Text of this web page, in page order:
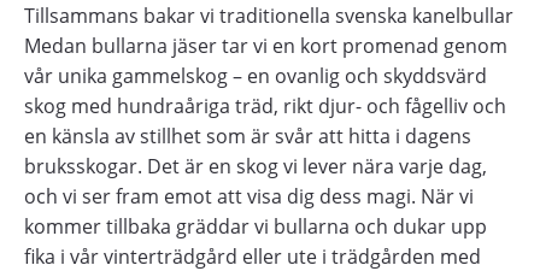
Tillsammans bakar vi traditionella svenska kanelbullar
Medan bullarna jäser tar vi en kort promenad genom
vår unika gammelskog – en ovanlig och skyddsvärd
skog med hundraåriga träd, rikt djur- och fågelliv och
en känsla av stillhet som är svår att hitta i dagens
bruksskogar. Det är en skog vi lever nära varje dag,
och vi ser fram emot att visa dig dess magi. När vi
kommer tillbaka gräddar vi bullarna och dukar upp
fika i vår vinterträdgård eller ute i trädgården med